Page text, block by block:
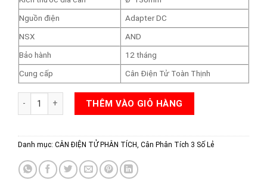
Nguồn điện
Adapter DC
NSX
AND
Bảo hành
12 tháng
Cung cấp
Cân Điện Tử Toàn Thịnh
CÂN ĐIỆN TỬ AND FX-200I số lượng
THÊM VÀO GIỎ HÀNG
Danh mục: CÂN ĐIỆN TỬ PHÂN TÍCH, Cân Phân Tích 3 Số Lẻ